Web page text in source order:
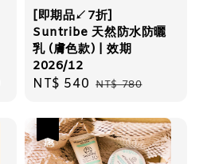
[即期品↙7折]
Suntribe 天然防水防曬
乳 (膚色款) | 效期
2026/12
Sale
NT$ 540 Regular
NT$ 780